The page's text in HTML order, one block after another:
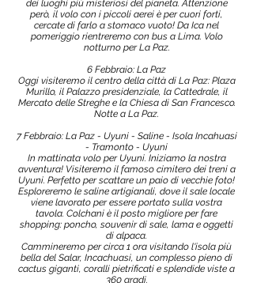
dei luoghi più misteriosi del pianeta. Attenzione
però, il volo con i piccoli aerei è per cuori forti,
cercate di farlo a stomaco vuoto! Da Ica nel
pomeriggio rientreremo con bus a Lima. Volo
notturno per La Paz.
6 Febbraio: La Paz
Oggi visiteremo il centro della città di La Paz: Plaza
Murillo, il Palazzo presidenziale, la Cattedrale, il
Mercato delle Streghe e la Chiesa di San Francesco.
Notte a La Paz.
7 Febbraio: La Paz - Uyuni - Saline - Isola Incahuasi
- Tramonto - Uyuni
In mattinata volo per Uyuni. Iniziamo la nostra
avventura! Visiteremo il famoso cimitero dei treni a
Uyuni. Perfetto per scattare un paio di vecchie foto!
Esploreremo le saline artigianali, dove il sale locale
viene lavorato per essere portato sulla vostra
tavola. Colchani è il posto migliore per fare
shopping: poncho, souvenir di sale, lama e oggetti
di alpaca.
Cammineremo per circa 1 ora visitando l'isola più
bella del Salar, Incachuasi, un complesso pieno di
cactus giganti, coralli pietrificati e splendide viste a
360 gradi.